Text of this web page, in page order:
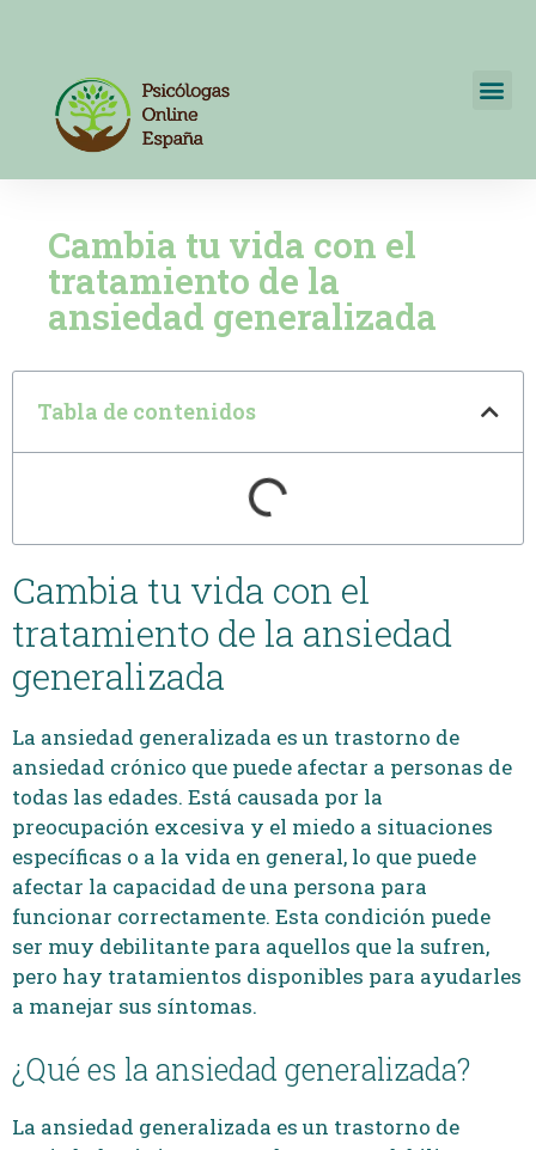
Cambia tu vida con el
tratamiento de la
ansiedad generalizada
Tabla de contenidos
Cambia tu vida con el
tratamiento de la ansiedad
generalizada
La ansiedad generalizada es un trastorno de
ansiedad crónico que puede afectar a personas de
todas las edades. Está causada por la
preocupación excesiva y el miedo a situaciones
específicas o a la vida en general, lo que puede
afectar la capacidad de una persona para
funcionar correctamente. Esta condición puede
ser muy debilitante para aquellos que la sufren,
pero hay tratamientos disponibles para ayudarles
a manejar sus síntomas.
¿Qué es la ansiedad generalizada?
La ansiedad generalizada es un trastorno de